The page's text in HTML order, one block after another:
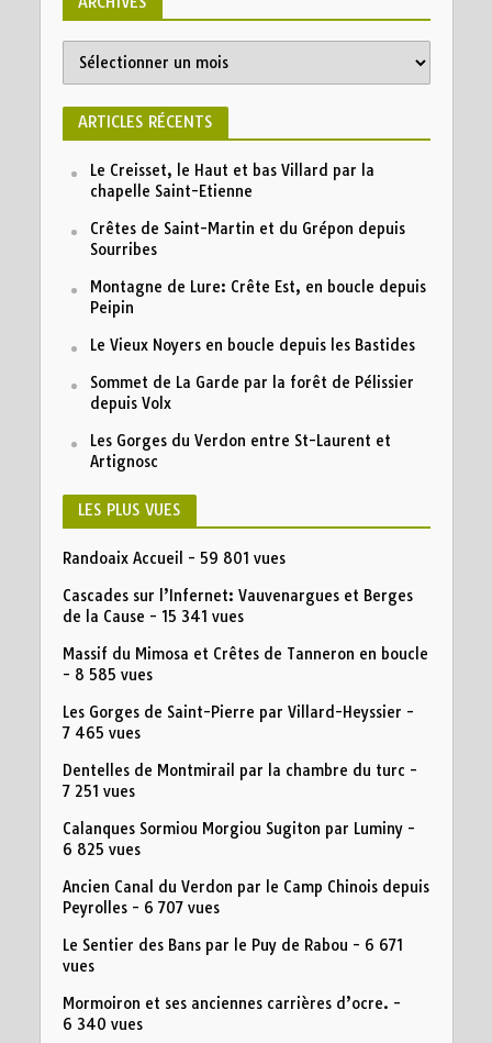
ARTICLES RÉCENTS
Le Creisset, le Haut et bas Villard par la
chapelle Saint-Etienne
Crêtes de Saint-Martin et du Grépon depuis
Sourribes
Montagne de Lure: Crête Est, en boucle depuis
Peipin
Le Vieux Noyers en boucle depuis les Bastides
Sommet de La Garde par la forêt de Pélissier
depuis Volx
Les Gorges du Verdon entre St-Laurent et
Artignosc
LES PLUS VUES
Randoaix Accueil - 59 801 vues
Cascades sur l’Infernet: Vauvenargues et Berges
de la Cause - 15 341 vues
Massif du Mimosa et Crêtes de Tanneron en boucle
- 8 585 vues
Les Gorges de Saint-Pierre par Villard-Heyssier -
7 465 vues
Dentelles de Montmirail par la chambre du turc -
7 251 vues
Calanques Sormiou Morgiou Sugiton par Luminy-
6 825 vues
Ancien Canal du Verdon par le Camp Chinois depuis
Peyrolles- 6 707 vues
Le Sentier des Bans par le Puy de Rabou - 6 671
vues
Mormoiron et ses anciennes carrières d’ocre. -
6 340 vues